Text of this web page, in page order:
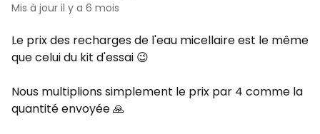
Mis à jour il y a 6 mois
Le prix des recharges de l'eau micellaire est le même
que celui du kit d'essai 😉
Nous multiplions simplement le prix par 4 comme la
quantité envoyée 🙏